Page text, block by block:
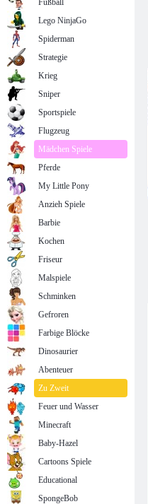
Fußball
Lego NinjaGo
Spiderman
Strategie
Krieg
Sniper
Sportspiele
Flugzeug
Mädchen Spiele
Pferde
My Little Pony
Anzieh Spiele
Barbie
Kochen
Friseur
Malspiele
Schminken
Gefroren
Farbige Blöcke
Dinosaurier
Abenteuer
Zu Zweit
Feuer und Wasser
Minecraft
Baby-Hazel
Cartoons Spiele
Educational
SpongeBob